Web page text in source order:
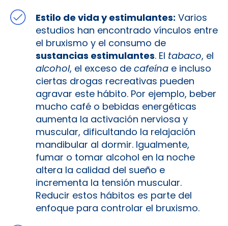
Estilo de vida y estimulantes: Varios
estudios han encontrado vínculos entre
el bruxismo y el consumo de
sustancias estimulantes. El tabaco, el
alcohol, el exceso de cafeína e incluso
ciertas drogas recreativas pueden
agravar este hábito. Por ejemplo, beber
mucho café o bebidas energéticas
aumenta la activación nerviosa y
muscular, dificultando la relajación
mandibular al dormir. Igualmente,
fumar o tomar alcohol en la noche
altera la calidad del sueño e
incrementa la tensión muscular.
Reducir estos hábitos es parte del
enfoque para controlar el bruxismo.